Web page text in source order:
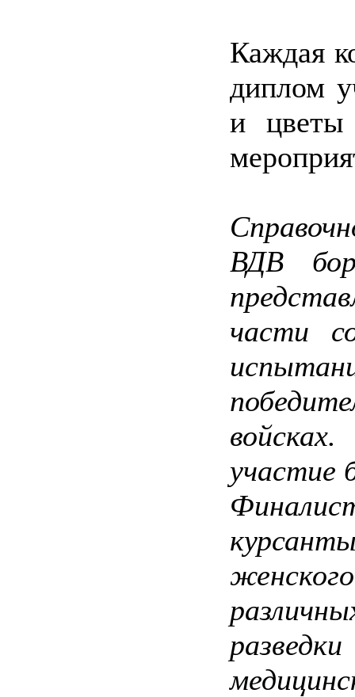
Каждая
диплом
и цветы
ВДВ
части
участие